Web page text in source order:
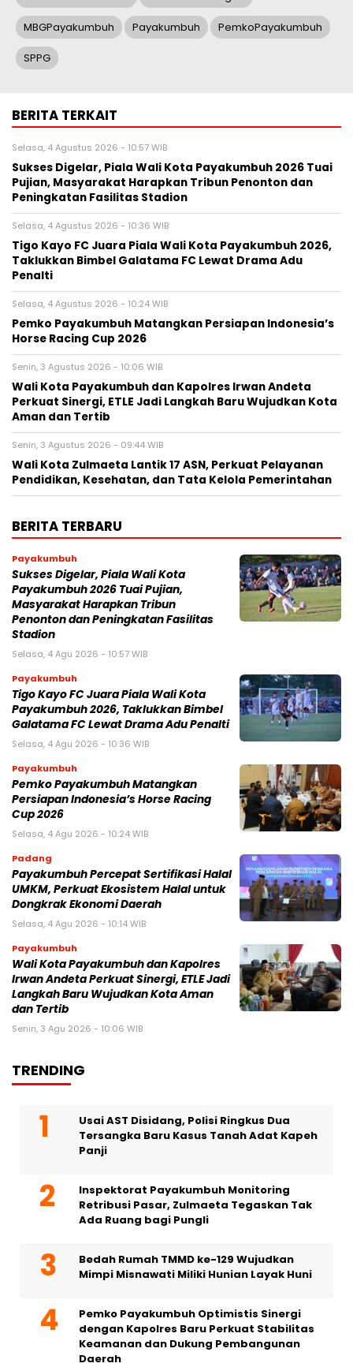
MBGPayakumbuh Payakumbuh PemkoPayakumbuh
SPPG
BERITA TERKAIT
Selasa, 4 Agustus 2026 - 10:57 WIB
Sukses Digelar, Piala Wali Kota Payakumbuh 2026 Tuai
Pujian, Masyarakat Harapkan Tribun Penonton dan
Peningkatan Fasilitas Stadion
Selasa, 4 Agustus 2026 - 10:36 WIB
Tigo Kayo FC Juara Piala Wali Kota Payakumbuh 2026,
Taklukkan Bimbel Galatama FC Lewat Drama Adu
Penalti
Selasa, 4 Agustus 2026 - 10:24 WIB
Pemko Payakumbuh Matangkan Persiapan Indonesia’s
Horse Racing Cup 2026
Senin, 3 Agustus 2026 - 10:06 WIB
Wali Kota Payakumbuh dan Kapolres Irwan Andeta
Perkuat Sinergi, ETLE Jadi Langkah Baru Wujudkan Kota
Aman dan Tertib
Senin, 3 Agustus 2026 - 09:44 WIB
Wali Kota Zulmaeta Lantik 17 ASN, Perkuat Pelayanan
Pendidikan, Kesehatan, dan Tata Kelola Pemerintahan
BERITA TERBARU
Payakumbuh
Sukses Digelar, Piala Wali Kota
Payakumbuh 2026 Tuai Pujian,
Masyarakat Harapkan Tribun
Penonton dan Peningkatan Fasilitas
Stadion
Selasa, 4 Agu 2026 - 10:57 WIB
Payakumbuh
Tigo Kayo FC Juara Piala Wali Kota
Payakumbuh 2026, Taklukkan Bimbel
Galatama FC Lewat Drama Adu Penalti
Selasa, 4 Agu 2026 - 10:36 WIB
Payakumbuh
Pemko Payakumbuh Matangkan
Persiapan Indonesia’s Horse Racing
Cup 2026
Selasa, 4 Agu 2026 - 10:24 WIB
Padang
Payakumbuh Percepat Sertifikasi Halal
UMKM, Perkuat Ekosistem Halal untuk
Dongkrak Ekonomi Daerah
Selasa, 4 Agu 2026 - 10:14 WIB
Payakumbuh
Wali Kota Payakumbuh dan Kapolres
Irwan Andeta Perkuat Sinergi, ETLE Jadi
Langkah Baru Wujudkan Kota Aman
dan Tertib
Senin, 3 Agu 2026 - 10:06 WIB
TRENDING
Usai AST Disidang, Polisi Ringkus Dua
Tersangka Baru Kasus Tanah Adat Kapeh
Panji
Inspektorat Payakumbuh Monitoring
Retribusi Pasar, Zulmaeta Tegaskan Tak
Ada Ruang bagi Pungli
Bedah Rumah TMMD ke-129 Wujudkan
Mimpi Misnawati Miliki Hunian Layak Huni
Pemko Payakumbuh Optimistis Sinergi
dengan Kapolres Baru Perkuat Stabilitas
Keamanan dan Dukung Pembangunan
Daerah